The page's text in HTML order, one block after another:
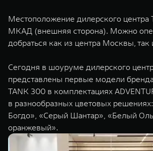
Масштаб возможностей
от 6 449 000 ₽
Местоположение дилерского центра
МКАД (внешняя сторона). Можно
добраться как из центра Москвы, так
Сегодня в шоуруме дилерского
представлены первые модели
TANK 300 в комплектациях
в разнообразных цветовых
Богдо», «Серый Шантар», «Белый
оранжевый».